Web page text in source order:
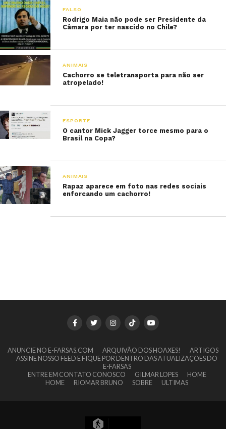
FALSO
Rodrigo Maia não pode ser Presidente da
Câmara por ter nascido no Chile?
ANIMAIS
Cachorro se teletransporta para não ser
atropelado!
ESPORTE
O cantor Mick Jagger torce mesmo para o
Brasil na Copa?
ANIMAIS
Rapaz aparece em foto nas redes sociais
enforcando um cachorro!
ANUNCIE NO E-FARSAS.COM ARQUIVÃO DOS HOAXES!
ARTIGOS
ASSINE NOSSO FEED E FIQUE POR DENTRO DAS ATUALIZAÇÕES DO
E-FARSAS
ENTRE EM CONTATO CONOSCO
GILMAR LOPES
HOME
HOME
RIOMAR BRUNO SOBRE ULTIMAS